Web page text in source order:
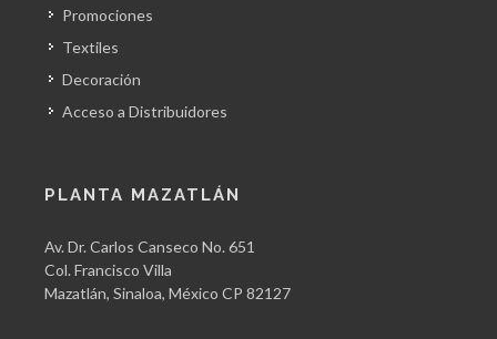
Promociones
Textiles
Decoración
Acceso a Distribuidores
PLANTA MAZATLÁN
Av. Dr. Carlos Canseco No. 651
Col. Francisco Villa
Mazatlán, Sinaloa, México CP 82127